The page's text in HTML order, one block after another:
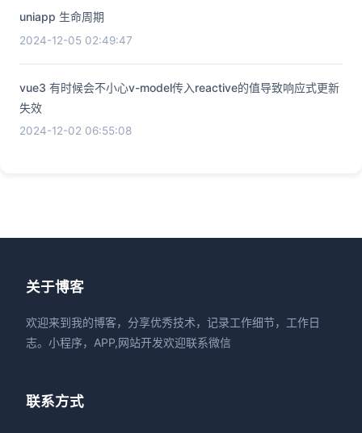
uniapp 生命周期
2024-12-05 02:49:47
vue3 有时候会不小心v-model传入reactive的值导致响应式更新
失效
2024-12-02 06:55:08
关于博客
欢迎来到我的博客，分享优秀技术，记录工作细节，工作日
志。小程序，APP,网站开发欢迎联系微信
联系方式